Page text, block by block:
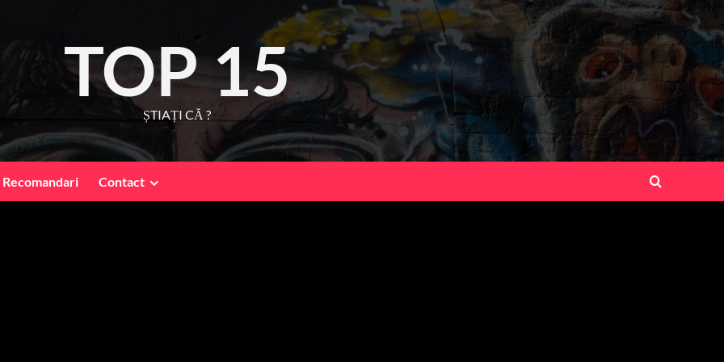
TOP 15
ȘTIAȚI CĂ ?
Recomandari Contact